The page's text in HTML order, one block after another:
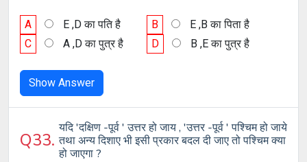
A E ,D का पति है B
E ,B का पिता है
C
A ,D का पुत्र है D B ,E का पुत्र है
Show Answer
Q33.
यदि 'दक्षिण -पूर्व ' उत्तर हो जाय , 'उत्तर -पूर्व ' पश्चिम हो जाये
तथा अन्य दिशाए भी इसी प्रकार बदल दी जाए तो पश्चिम क्या
हो जाएगा ?